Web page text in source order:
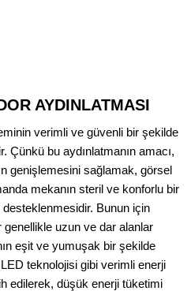
AYDINLATMASI
verimli ve güvenli bir şekilde
bu aydınlatmanın amacı,
genişlemesini sağlamak, görsel
mekanın steril ve konforlu bir
Bunun için
uzun ve dar alanlar
eşit ve yumuşak bir şekilde
LED teknolojisi gibi verimli enerji
edilerek, düşük enerji tüketimi